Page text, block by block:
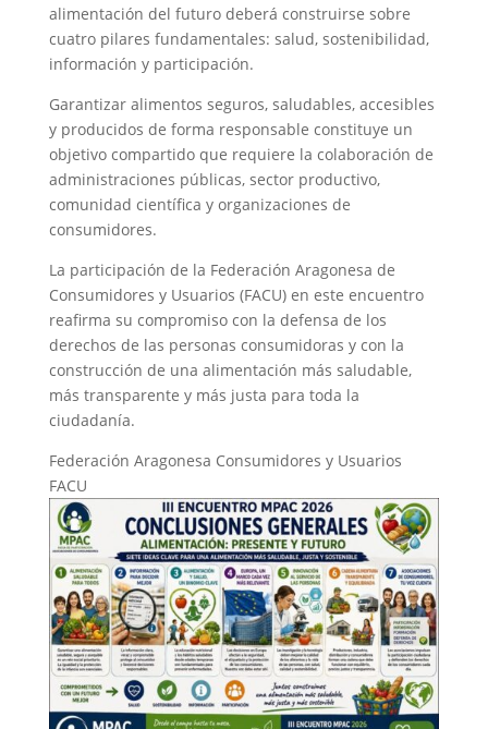
alimentación del futuro deberá construirse sobre
cuatro pilares fundamentales: salud, sostenibilidad,
información y participación.
Garantizar alimentos seguros, saludables, accesibles
y producidos de forma responsable constituye un
objetivo compartido que requiere la colaboración de
administraciones públicas, sector productivo,
comunidad científica y organizaciones de
consumidores.
La participación de la Federación Aragonesa de
Consumidores y Usuarios (FACU) en este encuentro
reafirma su compromiso con la defensa de los
derechos de las personas consumidoras y con la
construcción de una alimentación más saludable,
más transparente y más justa para toda la
ciudadanía.
Federación Aragonesa Consumidores y Usuarios
FACU